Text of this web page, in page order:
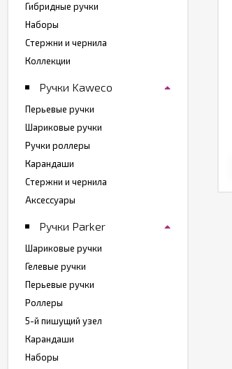
ручка Parker Jotter Premium
Bond Street Black GT
руб.
В корзину
Гибридные ручки
Наборы
Стержни и чернила
Коллекции
Ручки Kaweco
Перьевые ручки
Шариковые ручки
Ручки роллеры
Карандаши
Стержни и чернила
Аксессуары
Ручки Parker
Шариковые ручки
Гелевые ручки
Перьевые ручки
Роллеры
5-й пишущий узел
Карандаши
Наборы